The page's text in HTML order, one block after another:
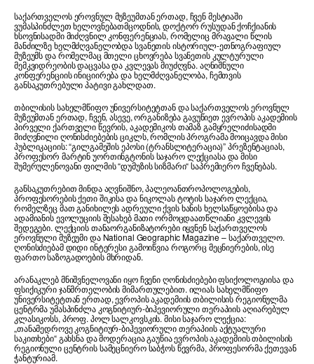
საქართველოს ეროვნულ მუზეუმთან ერთად, ჩვენ მესტიაში
ვუმასპინძლეთ ხელოვნებათმცოდნის, დოქტორ რუსუდან ქოჩქიანის
ხსოვნისადმი მიძღვნილ კონფერენციას, რომელიც მრავალი წლის
მანძილზე ხელმძღვანელობდა სვანეთის ისტორიულ-ეთნოგრაფიულ
მუზეუმს და რომელმაც მთელი ცხოვრება სვანეთის კულტურული
მემკვიდრეობის დაცვასა და კვლევას მიუძღვნა. აღნიშნული
კონფერენციის ინიციირება და ხელმძღვანელობა, ჩემთვის
განსაკუთრებული პატივი გახლდათ.
თბილისის სახელმწიფო უნივერსიტეტთან და საქართველოს ეროვნულ
მუზეუმთან ერთად, ჩვენ, ასევე, ორგანიზება გავუწიეთ ევროპის აკადემიის
პირველი ქართველი წევრის, აკადემიკოს თამაზ გამყრელიძისადმი
მიძღვნილი ღონისძიებების ციკლს, რომლის პროგრამა მოიცავდა მისი
პუბლიკაციის: “გილგამეშის ეპოსი (ტრანსლიტერაცია)” პრეზენტაციას,
პროფესორ მარტინ უორთინგტონის საჯარო ლექციასა და მისი
შუმერულენოვანი ფილმის “დუმუზის სიზმარი“ საპრემიერო ჩვენებას.
განსაკუთრებით მინდა აღვნიშნო, პალეოანთროპოლოგების,
პროფესორების ქეთი შიკისა და ნიკოლას ტოტის საჯარო ლექცია,
რომელზეც მათ განიხილეს ადრეული ქვის ხანის ხელსაწყოებისა და
ადამიანის ევოლუციის შესახებ მათი ორმოცდაათწლიანი კვლევის
შედეგები. ლექციის თანაორგანიზატორები იყვნენ საქართველოს
ეროვნული მუზეუმი და National Geographic Magazine – საქართველო.
ღონისძიებამ დიდი ინტერესი გამოიწვია როგორც მეცნიერების, ისე
ფართო საზოგადოების მხრიდან.
არანაკლებ მნიშვნელოვანი იყო ჩვენი ღონისძიებები ფსიქოლოგიისა და
ფსიქიკური ჯანმრთელობის მიმართულებით. ილიას სახელმწიფო
უნივერსიტეტთან ერთად, ევროპის აკადემიის თბილისის რეგიონულმა
ცენტრმა უმასპინძლა კოგნიტიურ-ბიჰევიორული თერაპიის აღიარებულ
კლასიკოსს, პროფ. პოლ სალკოვსკის. მისი საჯარო ლექცია:
„თანამედროვე კოგნიტიურ-ბიჰევიორული თერაპიის აქტუალური
საკითხები“ გახსნა და მოდერაცია გაუწია ევროპის აკადემიის თბილისის
რეგიონული ცენტრის სამეცნიერო საბჭოს წევრმა, პროფესორმა ქეთევან
ჭანტურიამ.